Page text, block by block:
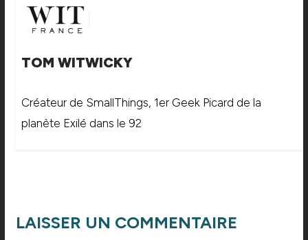
TOM WITWICKY
Créateur de SmallThings, 1er Geek Picard de la
planète Exilé dans le 92
LAISSER UN COMMENTAIRE